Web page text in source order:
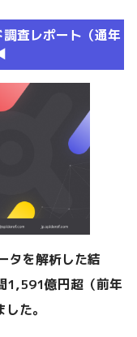
査レポート（通年
タを解析した結
1,591億円超（前年
た。